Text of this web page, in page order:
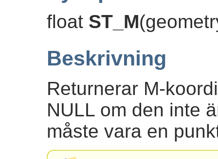
float ST_M(
Beskrivning
Returnerar M-
NULL om den inte
måste vara en